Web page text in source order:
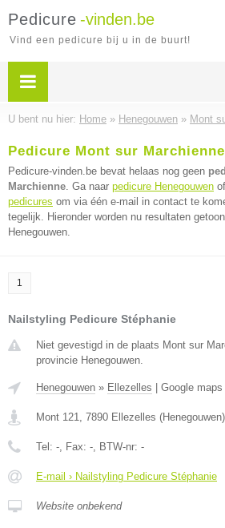
Pedicure -vinden.be
Vind een pedicure bij u in de buurt!
U bent nu hier: Home » Henegouwen » Mont
Pedicure Mont sur Marchienne
Pedicure-vinden.be bevat helaas nog geen
Marchienne. Ga naar pedicure Henegouwen
pedicures om via één e-mail in contact te
tegelijk. Hieronder worden nu resultaten
Henegouwen.
1
Nailstyling Pedicure Stéphanie
Niet gevestigd in de plaats Mont sur
provincie Henegouwen.
Henegouwen » Ellezelles Google maps
Mont 121, 7890 Ellezelles (Henegouwen)
Tel: -, Fax: -, BTW-nr: -
E-mail › Nailstyling Pedicure Stéphanie
Website onbekend